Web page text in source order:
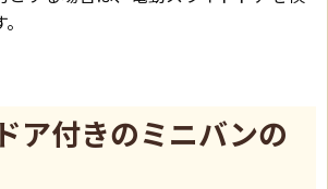
ア付きのミニバンの